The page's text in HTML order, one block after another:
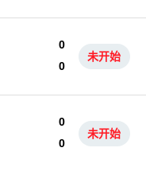
0
0
未开始
0
0
未开始